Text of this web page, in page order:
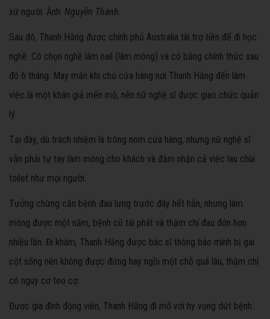
xứ người. Ảnh: Nguyễn Thành.
Sau đó, Thanh Hằng được chính phủ Australia tài trợ tiền để đi học
nghề. Cô chọn nghề làm nail (làm móng) và có bằng chính thức sau
đó 6 tháng. May mắn khi chủ cửa hàng nơi Thanh Hằng đến làm
việc là một khán giả mến mộ, nên nữ nghệ sĩ được giao chức quản
lý.
Tại đây, dù trách nhiệm là trông nom cửa hàng, nhưng nữ nghệ sĩ
vẫn phải tự tay làm móng cho khách và đảm nhận cả việc lau chùi
toilet như mọi người.
Tưởng chừng căn bệnh đau lưng trước đây hết hẳn, nhưng làm
móng được một năm, bệnh cũ tái phát và thậm chí đau đớn hơn
nhiều lần. Đi khám, Thanh Hằng được bác sĩ thông báo mình bị gai
cột sống nên không được đứng hay ngồi một chỗ quá lâu, thậm chí
có nguy cơ teo cơ.
Được gia đình động viên, Thanh Hằng đi mổ với hy vọng dứt bệnh.